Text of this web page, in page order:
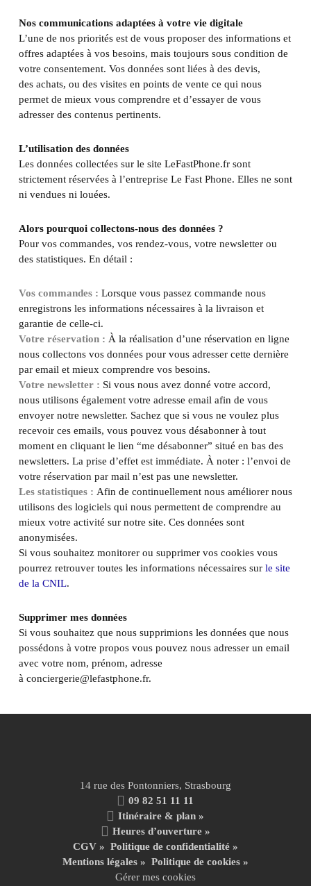
Nos communications adaptées à votre vie digitale
L’une de nos priorités est de vous proposer des informations et
offres adaptées à vos besoins, mais toujours sous condition de
votre consentement. Vos données sont liées à des devis,
des achats, ou des visites en points de vente ce qui nous
permet de mieux vous comprendre et d’essayer de vous
adresser des contenus pertinents.
L’utilisation des données
Les données collectées sur le site LeFastPhone.fr sont
strictement réservées à l’entreprise Le Fast Phone. Elles ne sont
ni vendues ni louées.
Alors pourquoi collectons-nous des données ?
Pour vos commandes, vos rendez-vous, votre newsletter ou
des statistiques. En détail :
Vos commandes : Lorsque vous passez commande nous
enregistrons les informations nécessaires à la livraison et
garantie de celle-ci.
Votre réservation : À la réalisation d’une réservation en ligne
nous collectons vos données pour vous adresser cette dernière
par email et mieux comprendre vos besoins.
Votre newsletter : Si vous nous avez donné votre accord,
nous utilisons également votre adresse email afin de vous
envoyer notre newsletter. Sachez que si vous ne voulez plus
recevoir ces emails, vous pouvez vous désabonner à tout
moment en cliquant le lien “me désabonner” situé en bas des
newsletters. La prise d’effet est immédiate. À noter : l’envoi de
votre réservation par mail n’est pas une newsletter.
Les statistiques : Afin de continuellement nous améliorer nous
utilisons des logiciels qui nous permettent de comprendre au
mieux votre activité sur notre site. Ces données sont
anonymisées.
Si vous souhaitez monitorer ou supprimer vos cookies vous
pourrez retrouver toutes les informations nécessaires sur le site
de la CNIL.
Supprimer mes données
Si vous souhaitez que nous supprimions les données que nous
possédons à votre propos vous pouvez nous adresser un email
avec votre nom, prénom, adresse
à conciergerie@lefastphone.fr.
14 rue des Pontonniers, Strasbourg
09 82 51 11 11
Itinéraire & plan »
Heures d’ouverture »
CGV » Politique de confidentialité»
Mentions légales » Politique de cookies »
Gérer mes cookies